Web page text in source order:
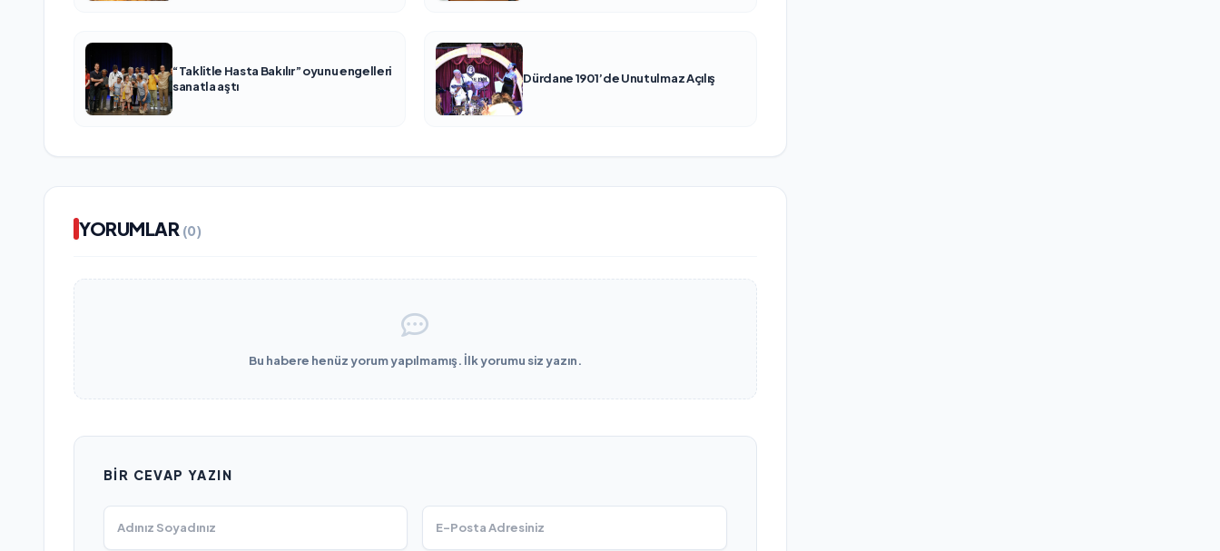
“Taklitle Hasta Bakılır” oyunu engelleri
sanatla aştı
Dürdane 1901’de Unutulmaz Açılış
YORUMLAR (0)
Bu habere henüz yorum yapılmamış. İlk yorumu siz yazın.
BIR CEVAP YAZIN